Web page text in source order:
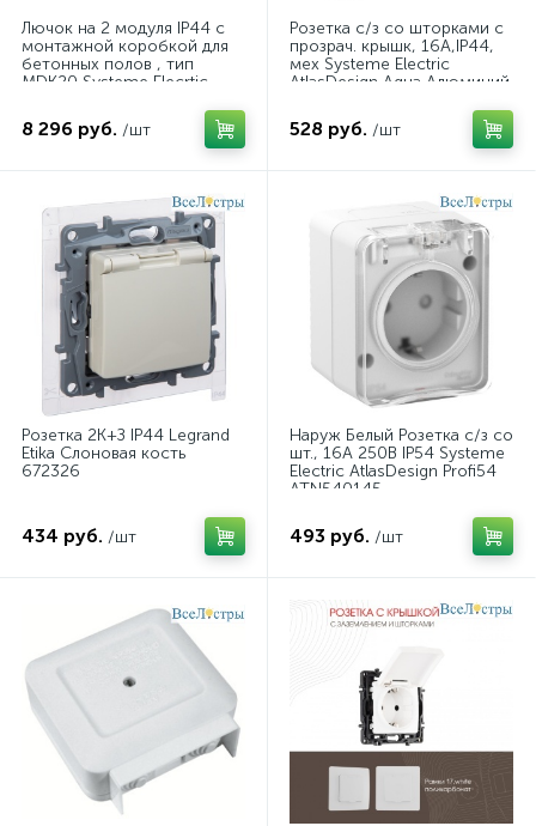
Лючок на 2 модуля IP44 с
монтажной коробкой для
бетонных полов , тип
MDK20 Systeme Elecrtic
8 296 руб. /шт
Розетка с/з со шторками с
прозрач. крышк, 16А,IP44,
мех Systeme Electric
AtlasDesign Aqua Алюминий
528 руб. /шт
Розетка 2К+З IP44 Legrand
Etika Слоновая кость
672326
434 руб. /шт
Наруж Белый Розетка с/з со
шт., 16А 250B IP54 Systeme
Electric AtlasDesign Profi54
ATN540145
493 руб. /шт